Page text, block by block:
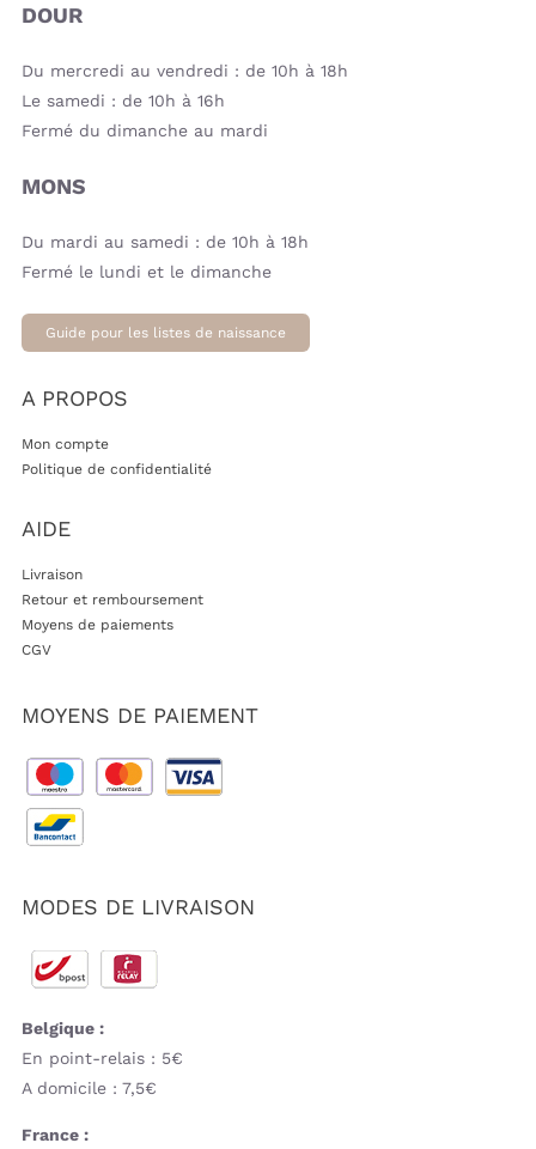
DOUR
Du mercredi au vendredi : de 10h à 18h
Le samedi : de 10h à 16h
Fermé du dimanche au mardi
MONS
Du mardi au samedi : de 10h à 18h
Fermé le lundi et le dimanche
Guide pour les listes de naissance
A PROPOS
Mon compte
Politique de confidentialité
AIDE
Livraison
Retour et remboursement
Moyens de paiements
CGV
MOYENS DE PAIEMENT
MODES DE LIVRAISON
Belgique :
En point-relais : 5€
A domicile : 7,5€
France :